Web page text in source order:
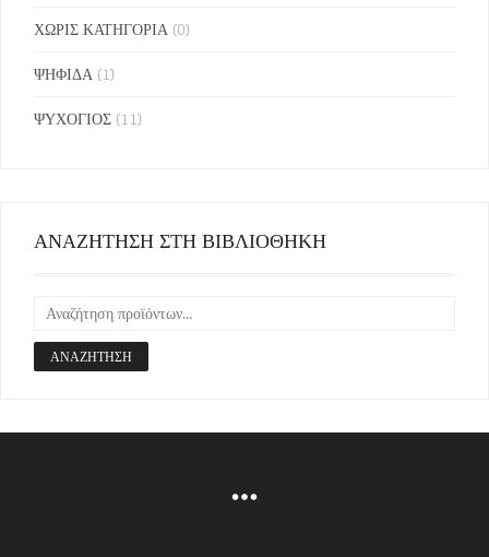
ΧΩΡΙΣ ΚΑΤΗΓΟΡΙΑ (0)
ΨΗΦΙΔΑ (1)
ΨΥΧΟΓΙΟΣ (11)
ΑΝΑΖΗΤΗΣΗ ΣΤΗ ΒΙΒΛΙΟΘΗΚΗ
ΑΝΑΖΉΤΗΣΗ